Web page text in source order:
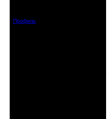
Профиль